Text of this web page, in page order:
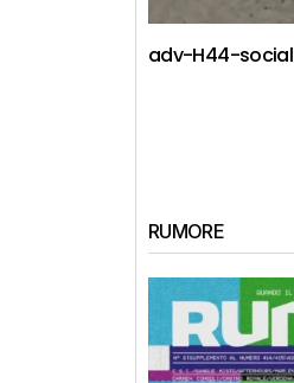
adv-H44-social
RUMORE